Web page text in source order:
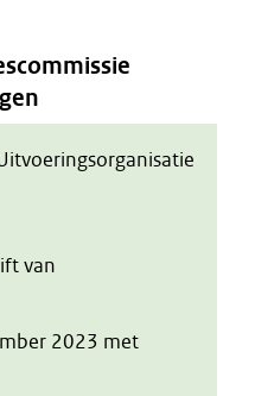
van
2023 met